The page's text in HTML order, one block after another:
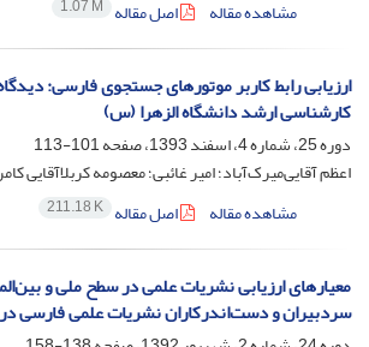
مشاهده مقاله
اصل مقاله 1.07 M
ارزیابی رابط کاربر موتورهای جستجوی فارسی:
کارشناسی ارشد دانشگاه الزهرا (س)
دوره 25، شماره 4، اسفند 1393، صفحه
101-113
اعظم آقایی‌میرک‌آباد؛ امیر غائبی؛ معصومه کربلاآقایی
مشاهده مقاله
اصل مقاله 211.18 K
معیارهای ارزیابی نشریات علمی در سطح ملی و
سردبیران و دست‌اندرکاران نشریات علمی فارسی